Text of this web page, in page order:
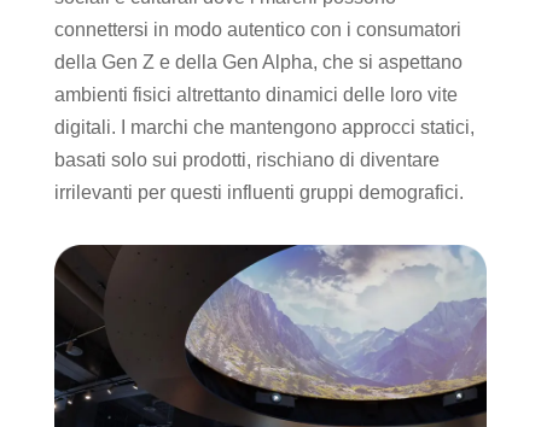
connettersi in modo autentico con i consumatori
della Gen Z e della Gen Alpha, che si aspettano
ambienti fisici altrettanto dinamici delle loro vite
digitali. I marchi che mantengono approcci statici,
basati solo sui prodotti, rischiano di diventare
irrilevanti per questi influenti gruppi demografici.